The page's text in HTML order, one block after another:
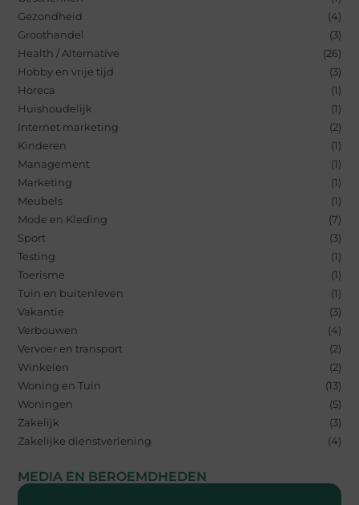
Gezondheid
(4)
Groothandel
(3)
Health / Alternative
(26)
Hobby en vrije tijd
(3)
Horeca
(1)
Huishoudelijk
(1)
Internet marketing
(2)
Kinderen
(1)
Management
(1)
Marketing
(1)
Meubels
(1)
Mode en Kleding
(7)
Sport
(3)
Testing
(1)
Toerisme
(1)
Tuin en buitenleven
(1)
Vakantie
(3)
Verbouwen
(4)
Vervoer en transport
(2)
Winkelen
(2)
Woning en Tuin
(13)
Woningen
(5)
Zakelijk
(3)
Zakelijke dienstverlening
(4)
MEDIA EN BEROEMDHEDEN